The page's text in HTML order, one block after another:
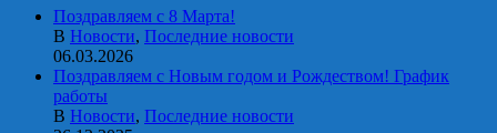
Поздравляем с 8 Марта!
В Новости, Последние новости
06.03.2026
Поздравляем с Новым годом и Рождеством! График
работы
В Новости, Последние новости